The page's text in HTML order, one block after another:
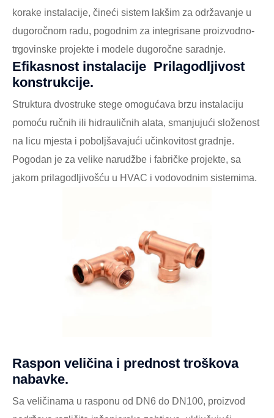
korake instalacije, čineći sistem lakšim za održavanje u
dugoročnom radu, pogodnim za integrisane proizvodno-
trgovinske projekte i modele dugoročne saradnje.
Efikasnost instalacije Prilagodljivost
konstrukcije.
Struktura dvostruke stege omogućava brzu instalaciju
pomoću ručnih ili hidrauličnih alata, smanjujući složenost
na licu mjesta i poboljšavajući učinkovitost gradnje.
Pogodan je za velike narudžbe i fabričke projekte, sa
jakom prilagodljivošću u HVAC i vodovodnim sistemima.
Raspon veličina i prednost troškova
nabavke.
Sa veličinama u rasponu od DN6 do DN100, proizvod